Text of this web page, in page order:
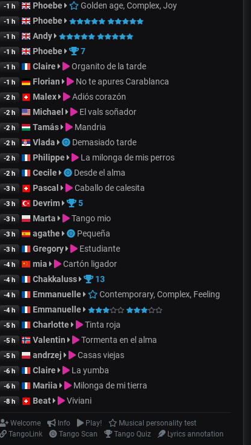
-1 h Phoebe Golden age, Complex, Joy
-1 h Phoebe
-1 h Andy
-1 h Phoebe 7
-1 h Claire Organito de la tarde
-1 h Florian No te apures Carablanca
-2 h Malex Adiós corazón
-2 h Michael El vals soñador
-2 h Tamás Mandria
-2 h Vlada Demasiado tarde
-2 h Philippe La milonga de mis perros
-2 h Cecile Desde el alma
-3 h Pascal Caballo de calesita
-3 h Devrim 5
-3 h Marta Tango mio
-3 h agathe Pequeña
-3 h Gregory Estudiante
-4 h mia Cartón ligador
-4 h Chakkaluss 13
-4 h Emmanuelle Contemporary, Complex, Feeling
-4 h Emmanuelle
-5 h Charlotte Tinta roja
-5 h Valentin Tormenta en el alma
-5 h andrzej Casas viejas
-6 h Claire La yumba
-6 h Mariia Milonga de mi tierra
-8 h Beat Viviani
Welcome Info Play!
Musical personality test
TangoLink
Tango Scan Tango Quiz Lyrics annotation